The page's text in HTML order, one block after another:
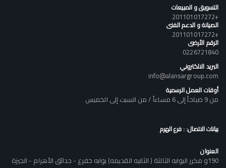
التسويق و المبيعات
+201101017272
الصيانة و الدعم الفنى
+201101017272
الرقم الأرضى
0226721840
البريد الالكتروني
info@alansargroup.com
أوقات العمل الرسمية
من 9 صباحاً إلى 6 مساءاً / من السبت إلى الخميس
بيانات الاتصال: : فرع الهرم
العنوان
190و مكرر البوابه الثالثة ( الثانيه القديمه) بوابه خفرع - حدائق الأهرام - الجيزة